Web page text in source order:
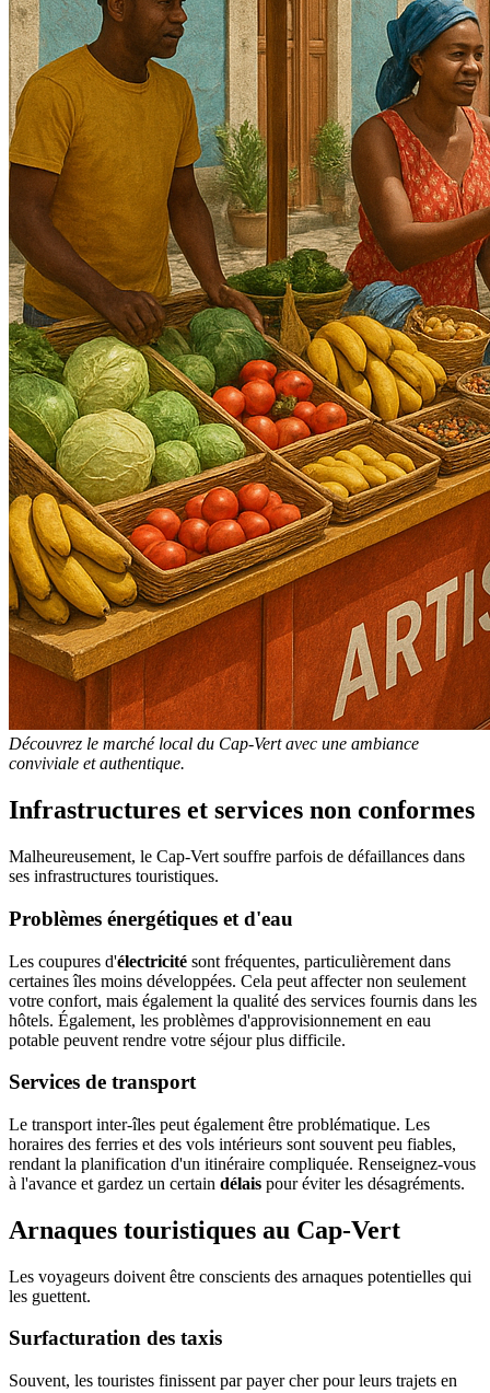
Découvrez le marché local du Cap-Vert avec une ambiance
conviviale et authentique.
Infrastructures et services non conformes
Malheureusement, le Cap-Vert souffre parfois de défaillances dans
ses infrastructures touristiques.
Problèmes énergétiques et d'eau
Les coupures d'électricité sont fréquentes, particulièrement dans
certaines îles moins développées. Cela peut affecter non seulement
votre confort, mais également la qualité des services fournis dans les
hôtels. Également, les problèmes d'approvisionnement en eau
potable peuvent rendre votre séjour plus difficile.
Services de transport
Le transport inter-îles peut également être problématique. Les
horaires des ferries et des vols intérieurs sont souvent peu fiables,
rendant la planification d'un itinéraire compliquée. Renseignez-vous
à l'avance et gardez un certain délais pour éviter les désagréments.
Arnaques touristiques au Cap-Vert
Les voyageurs doivent être conscients des arnaques potentielles qui
les guettent.
Surfacturation des taxis
Souvent, les touristes finissent par payer cher pour leurs trajets en